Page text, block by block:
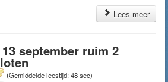
Lees meer
september ruim 2
(Gemiddelde leestijd: 48 sec)